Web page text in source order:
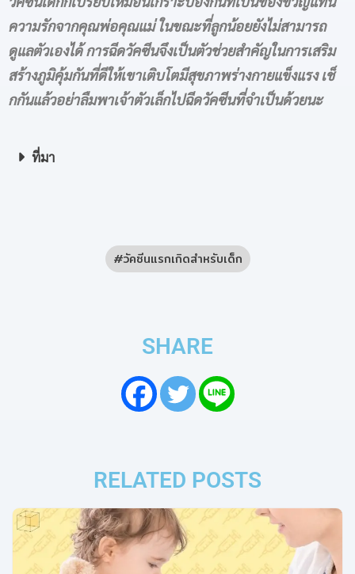
ความรักจากคุณพ่อคุณแม่ ในขณะที่ลูกน้อยยังไม่สามารถ
ดูแลตัวเองได้ การฉีดวัคซีนจึงเป็นตัวช่วยสำคัญในการเสริม
สร้างภูมิคุ้มกันที่ดีให้เขาเติบโตมีสุขภาพร่างกายแข็งแรง เช็
กกันแล้วอย่าลืมพาเจ้าตัวเล็กไปฉีดวัคซีนที่จำเป็นด้วยนะ
ที่มา
วัคซีนแรกเกิดสำหรับเด็ก
SHARE
RELATED POSTS